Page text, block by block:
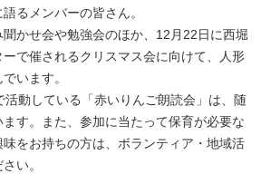
るメンバーの皆さん。
かせ会や勉強会のほか、12月22日に西堀
で催されるクリスマス会に向けて、人形
います。
動している「赤いりんご朗読会」は、随
す。また、参加に当たって保育が必要な
をお持ちの方は、ボランティア・地域活
い。